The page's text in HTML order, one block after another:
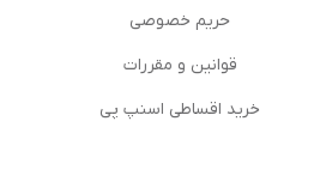
حریم خصوصی
قوانین و مقررات
خرید اقساطی اسنپ پی